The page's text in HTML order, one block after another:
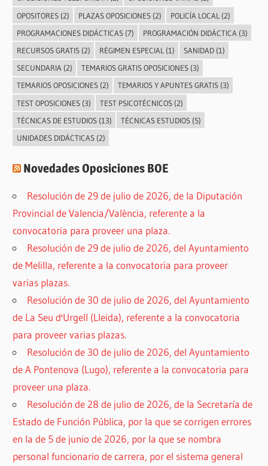
OPOSITORES(2) PLAZAS OPOSICIONES(2) POLICÍA LOCAL (2)
PROGRAMACIONES DIDÁCTICAS(7) PROGRAMACIÓN DIDÁCTICA (3)
RECURSOS GRATIS(2) RÉGIMEN ESPECIAL (1) SANIDAD(1)
SECUNDARIA (2) TEMARIOS GRATIS OPOSICIONES(3)
TEMARIOS OPOSICIONES(2) TEMARIOS Y APUNTES GRATIS(3)
TEST OPOSICIONES(3) TEST PSICOTÉCNICOS(2)
TÉCNICAS DE ESTUDIOS(13) TÉCNICAS ESTUDIOS(5)
UNIDADES DIDÁCTICAS(2)
Novedades Oposiciones BOE
Resolución de 29 de julio de 2026, de la Diputación
Provincial de Valencia/València, referente a la
convocatoria para proveer una plaza.
Resolución de 29 de julio de 2026, del Ayuntamiento
de Melilla, referente a la convocatoria para proveer
varias plazas.
Resolución de 30 de julio de 2026, del Ayuntamiento
de La Seu d'Urgell (Lleida), referente a la convocatoria
para proveer varias plazas.
Resolución de 30 de julio de 2026, del Ayuntamiento
de A Pontenova (Lugo), referente a la convocatoria para
proveer una plaza.
Resolución de 28 de julio de 2026, de la Secretaría de
Estado de Función Pública, por la que se corrigen errores
en la de 5 de junio de 2026, por la que se nombra
personal funcionario de carrera, por el sistema general